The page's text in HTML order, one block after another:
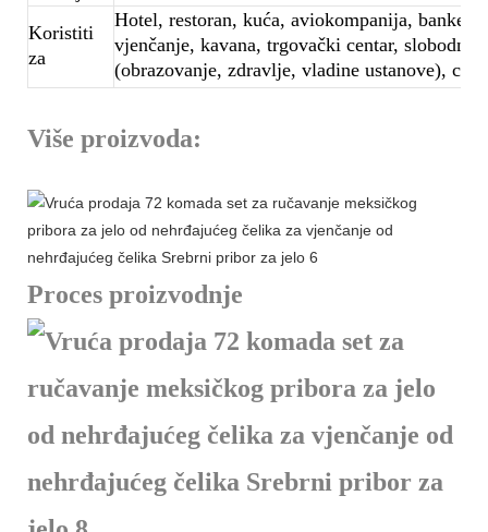
Koristiti
za
Hotel, restoran, kuća, aviokompanija,
vjenčanje, kavana, trgovački centar, slobodno
(obrazovanje, zdravlje, vladine ustanove),
Više proizvoda:
Proces proizvodnje